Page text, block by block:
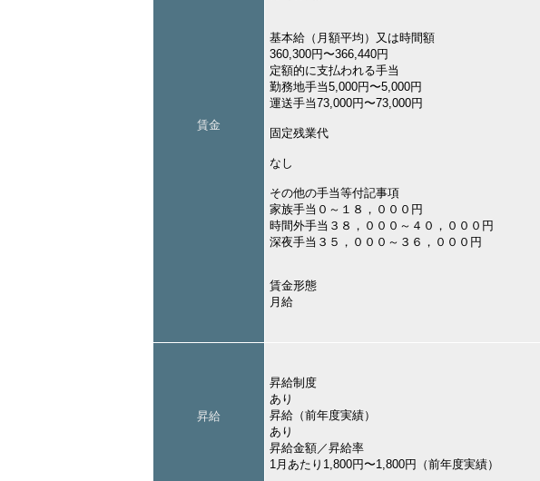
賃金
基本給（月額平均）又は時間額
360,300円〜366,440円
定額的に支払われる手当
勤務地手当5,000円〜5,000円
運送手当73,000円〜73,000円
固定残業代
なし
その他の手当等付記事項
家族手当０～１８，０００円
時間外手当３８，０００～４０，０００円
深夜手当３５，０００～３６，０００円
賃金形態
月給
昇給
昇給制度
あり
昇給（前年度実績）
あり
昇給金額／昇給率
1月あたり1,800円〜1,800円（前年度実績）